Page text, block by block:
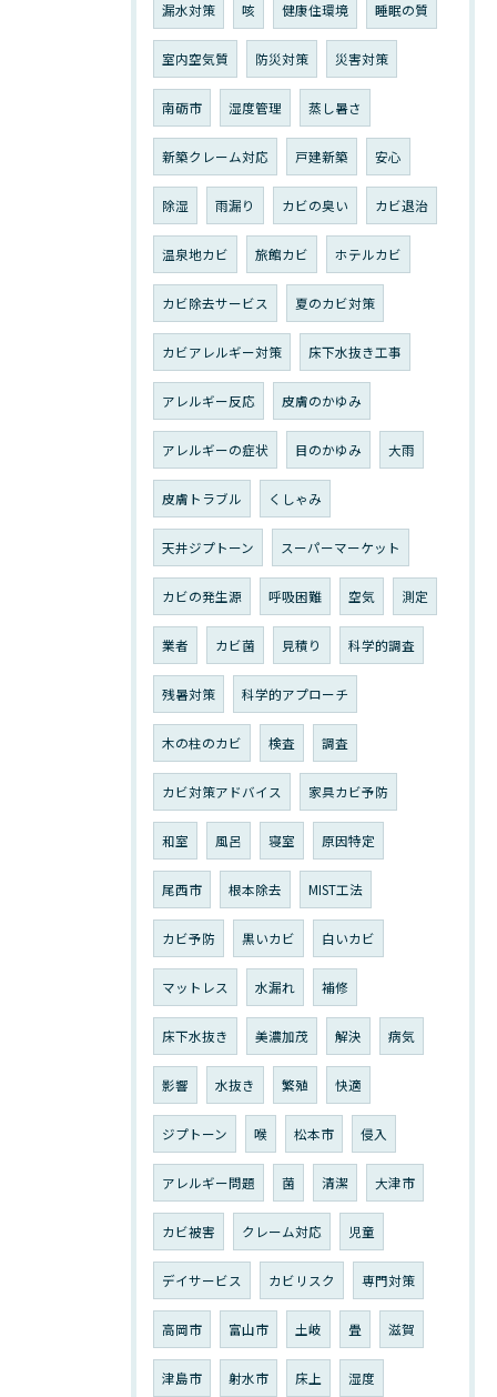
漏水対策 咳 健康住環境 睡眠の質
室内空気質 防災対策 災害対策
南砺市 湿度管理 蒸し暑さ
新築クレーム対応 戸建新築 安心
除湿 雨漏り カビの臭い カビ退治
温泉地カビ 旅館カビ ホテルカビ
カビ除去サービス 夏のカビ対策
カビアレルギー対策 床下水抜き工事
アレルギー反応 皮膚のかゆみ
アレルギーの症状 目のかゆみ 大雨
皮膚トラブル くしゃみ
天井ジプトーン スーパーマーケット
カビの発生源 呼吸困難 空気 測定
業者 カビ菌 見積り 科学的調査
残暑対策 科学的アプローチ
木の柱のカビ 検査 調査
カビ対策アドバイス 家具カビ予防
和室 風呂 寝室 原因特定
尾西市 根本除去 MIST工法
カビ予防 黒いカビ 白いカビ
マットレス 水漏れ 補修
床下水抜き 美濃加茂 解決 病気
影響 水抜き 繁殖 快適
ジプトーン 喉 松本市 侵入
アレルギー問題 菌 清潔 大津市
カビ被害 クレーム対応 児童
デイサービス カビリスク 専門対策
高岡市 富山市 土岐 畳 滋賀
津島市 射水市 床上 湿度